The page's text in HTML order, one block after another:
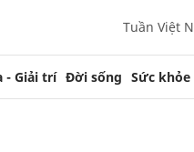
Tuần Việt
- Giải trí Đời sống Sức khỏe